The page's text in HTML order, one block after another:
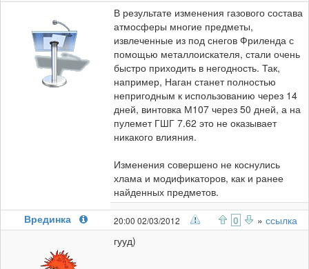
В результате изменения газового состава
атмосферы многие предметы,
извлеченные из под снегов Фриленда с
помощью металлоискателя, стали очень
быстро приходить в негодность. Так,
например, Наган станет полностью
непригодным к использованию через 14
дней, винтовка М107 через 50 дней, а на
пулемет ГШГ 7.62 это не оказывает
никакого влияния.
Изменения совершено не коснулись
хлама и модификаторов, как и ранее
найденных предметов.
Врединка
20:00 02/03/2012 0 » ссылка
гууд)